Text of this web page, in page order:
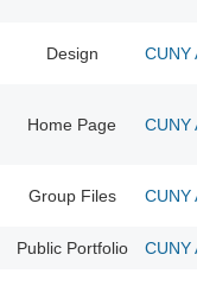
Design CUNY
Home Page CUNY
Group Files CUNY
Public Portfolio CUNY